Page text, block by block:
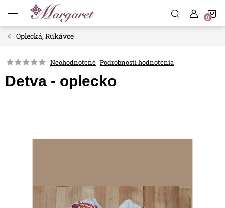
obsah
Oplecká, Rukávce
Neohodnotené Podrobnosti hodnotenia
Detva - oplecko